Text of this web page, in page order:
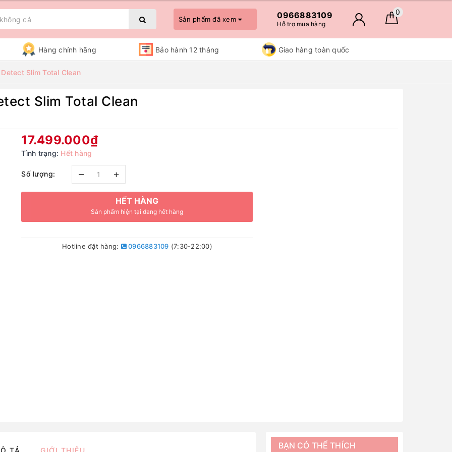
Sản phẩm đã xem 0966883109
Hỗ trợ mua hàng
0
Hàng chính hãng Bảo hành 12 tháng Giao hàng toàn quốc
Slim Total Clean
Slim Total Clean
17.499.000₫
Tình trạng: Hết hàng
Số lượng: – +
HẾT HÀNG
Sản phẩm hiện tại đang hết hàng
Hotline đặt hàng: 0966883109 (7:30-22:00)
TẢ GIỚI THIỆU BẠN CÓ THỂ THÍCH